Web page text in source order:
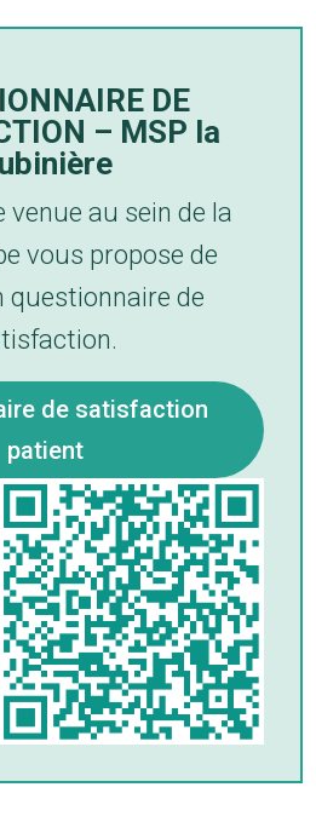
DE
– MSP la
venue au sein de la
vous propose de
questionnaire de
de satisfaction
patient